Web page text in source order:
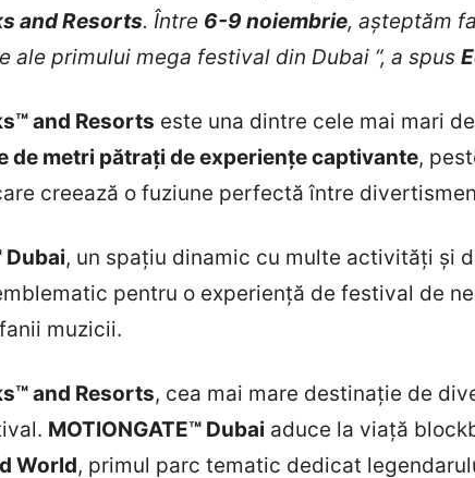
and Resorts. Între 6-9 noiembrie, așteptăm
ale primului mega festival din Dubai “, a spus
and Resorts este una dintre cele mai mari
de metri pătrați de experiențe captivante,
creează o fuziune perfectă între
Dubai, un spațiu dinamic cu multe activități și
pentru o experiență de festival de
muzicii.
and Resorts, cea mai mare destinație de
MOTIONGATE™ Dubai aduce la viață
World, primul parc tematic dedicat